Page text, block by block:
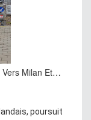
Vers Milan Et…
poursuit